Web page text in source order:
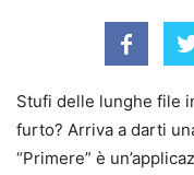
Stufi delle lunghe file
furto? Arriva a darti
“Primere” è